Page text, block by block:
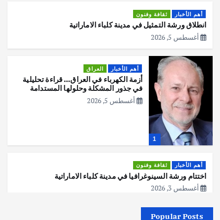
أهم الأخبار ثقافة وفنون
انطلاق ورشة التمثيل في مدينة كلباء الاماراتية
أغسطس 5, 2026
1
أهم الأخبار العراق
أزمة الكهرباء في العراق… قراءة تحليلية
في جذور المشكلة وحلولها المستدامة
أغسطس 5, 2026
أهم الأخبار ثقافة وفنون
اختتام ورشة السينوغرافيا في مدينة كلباء الاماراتية
أغسطس 3, 2026
Popular Posts